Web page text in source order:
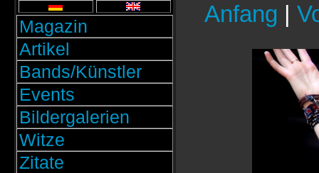
Magazin
Artikel
Bands/Künstler
Events
Bildergalerien
Witze
Zitate
Anfang |